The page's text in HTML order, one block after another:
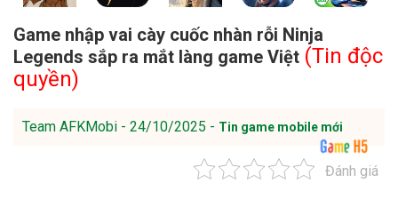
Game nhập vai cày cuốc nhàn rỗi Ninja
Legends sắp ra mắt làng game Việt (Tin độc
quyền)
Team AFKMobi - 24/10/2025 - Tin game mobile mới
Đánh giá